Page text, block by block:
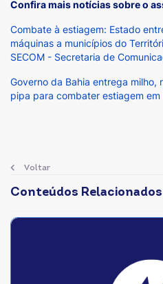
Confira mais notícias sobre o
Combate à estiagem: Estado
máquinas a municípios do
SECOM - Secretaria de
Governo da Bahia entrega
pipa para combater estiagem em
Voltar
Conteúdos Relacionados